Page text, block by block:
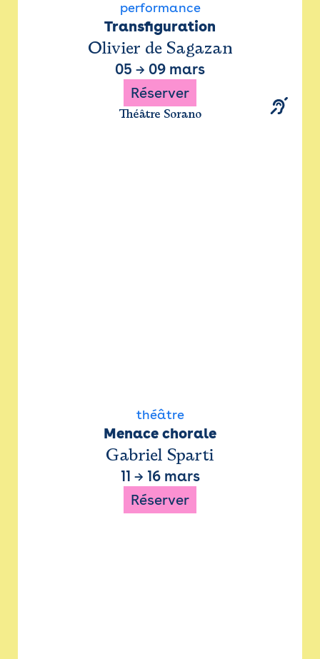
performance
Transfiguration
Olivier de Sagazan
05 → 09 mars
Réserver
Théâtre Sorano
théâtre
Menace chorale
Gabriel Sparti
11 → 16 mars
Réserver